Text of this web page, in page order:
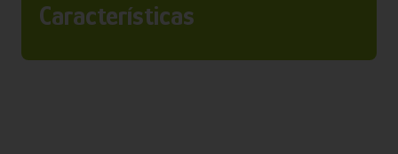
Características